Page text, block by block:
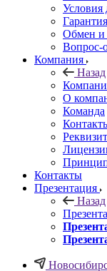
Условия
Обмен и
Вопрос-
Компания
Назад
О
Команда
Контакты
Презентация
Назад